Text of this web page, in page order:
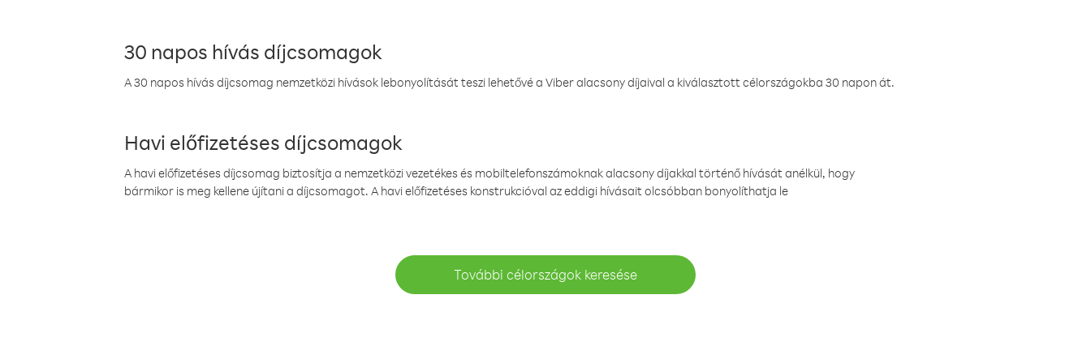
30 napos hívás díjcsomagok
A 30 napos hívás díjcsomag nemzetközi hívások lebonyolítását teszi lehetővé a Viber alacsony díjaival a kiválasztott célországokba 30 napon át.
Havi előfizetéses díjcsomagok
A havi előfizetéses díjcsomag biztosítja a nemzetközi vezetékes és mobiltelefonszámoknak alacsony díjakkal történő hívását anélkül, hogy
bármikor is meg kellene újítani a díjcsomagot. A havi előfizetéses konstrukcióval az eddigi hívásait olcsóbban bonyolíthatja le
További célországok keresése